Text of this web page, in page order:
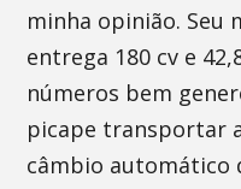
minha opinião. Seu
entrega 180 cv e
números bem
picape transportar
câmbio automático